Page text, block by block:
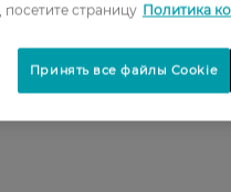
страницу Политика
Принять все файлы Cookie